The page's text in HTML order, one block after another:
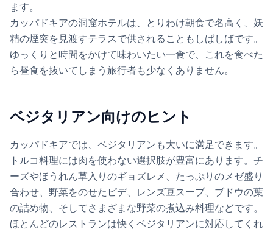
ます。
カッパドキアの洞窟ホテルは、とりわけ朝食で名高く、妖
精の煙突を見渡すテラスで供されることもしばしばです。
ゆっくりと時間をかけて味わいたい一食で、これを食べた
ら昼食を抜いてしまう旅行者も少なくありません。
ベジタリアン向けのヒント
カッパドキアでは、ベジタリアンも大いに満足できます。
トルコ料理には肉を使わない選択肢が豊富にあります。チ
ーズやほうれん草入りのギョズレメ、たっぷりのメゼ盛り
合わせ、野菜をのせたピデ、レンズ豆スープ、ブドウの葉
の詰め物、そしてさまざまな野菜の煮込み料理などです。
ほとんどのレストランは快くベジタリアンに対応してくれ